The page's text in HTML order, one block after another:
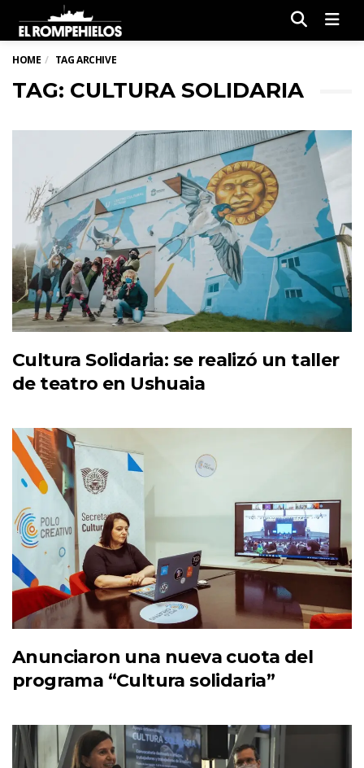
HOME TAG ARCHIVE
TAG: CULTURA SOLIDARIA
Cultura Solidaria: se realizó un taller
de teatro en Ushuaia
Anunciaron una nueva cuota del
programa “Cultura solidaria”